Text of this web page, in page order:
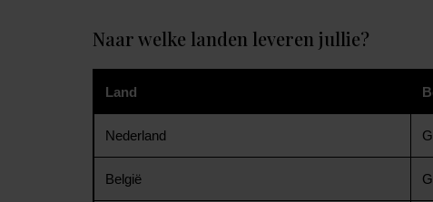
Naar welke landen leveren jullie?
Land
Nederland
België